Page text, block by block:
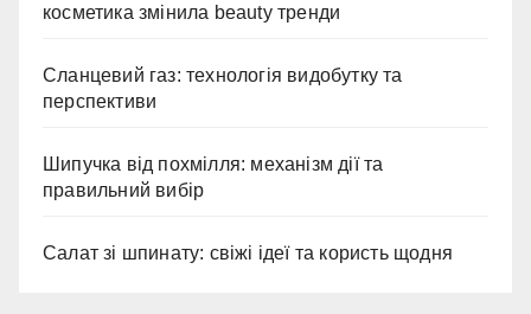
косметика змінила beauty тренди
Сланцевий газ: технологія видобутку та
перспективи
Шипучка від похмілля: механізм дії та
правильний вибір
Салат зі шпинату: свіжі ідеї та користь щодня